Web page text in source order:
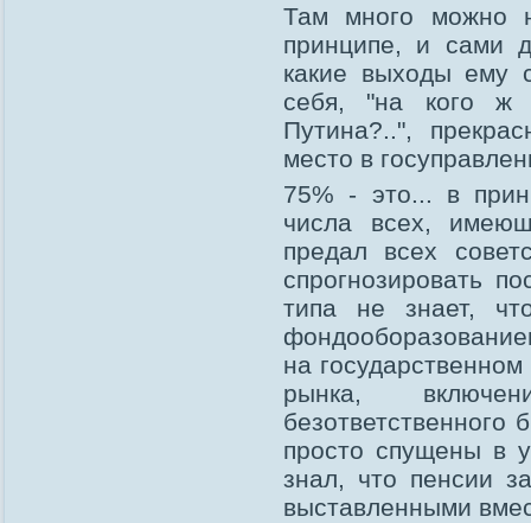
Там много можно
принципе, и сами
какие выходы ему
себя, "на кого ж
Путина?..",
место в
75% - это... в
числа всех,
предал всех
спрогнозировать
типа не знает,
на
рынка,
просто спущены в
знал, что пенсии
выставленными